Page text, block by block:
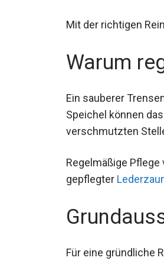
Mit der richtigen
Warum
Ein sauberer
Speichel können das
in verschmutzten
Regelmäßige
gepflegter
Für eine gründliche